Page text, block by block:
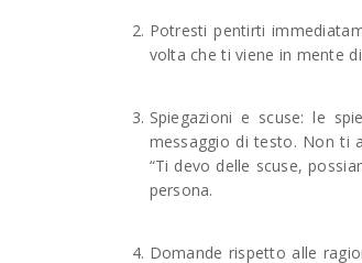
Potresti pentirti
volta che ti viene in mente
Spiegazioni e scuse: le
messaggio di testo. Non ti
“Ti devo delle scuse,
persona.
Domande rispetto alle